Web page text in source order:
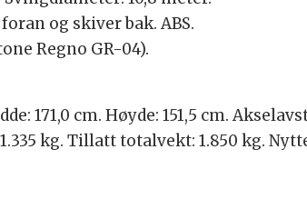
og skiver bak. ABS.
Regno GR-04).
171,0 cm. Høyde: 151,5 cm.
kg. Tillatt totalvekt: 1.850 kg.